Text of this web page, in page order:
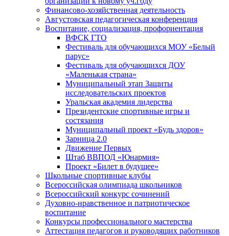
Финансово-хозяйственная деятельность
Августовская педагогическая конференция
Воспитание, социализация, профориентация
ВФСК ГТО
Фестиваль для обучающихся МОУ «Белый
парус»
Фестиваль для обучающихся ДОУ
«Маленькая страна»
Муниципальный этап Защиты
исследовательских проектов
Уральская академия лидерства
Президентские спортивные игры и
состязания
Муниципальный проект «Будь здоров»
Зарница 2.0
Движение Первых
Штаб ВВПОД «Юнармия»
Проект «Билет в будущее»
Школьные спортивные клубы
Всероссийская олимпиада школьников
Всероссийский конкурс сочинений
Духовно-нравственное и патриотическое
воспитание
Конкурсы профессионального мастерства
Аттестация педагогов и руководящих работников